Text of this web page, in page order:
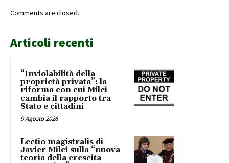
Comments are closed.
Articoli recenti
“Inviolabilità della
proprietà privata”: la
riforma con cui Milei
cambia il rapporto tra
Stato e cittadini
9 Agosto 2026
Lectio magistralis di
Javier Milei sulla “nuova
teoria della crescita